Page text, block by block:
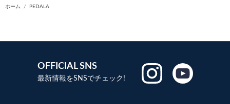
ホーム PEDALA
OFFICIAL SNS
最新情報をSNSでチェック!